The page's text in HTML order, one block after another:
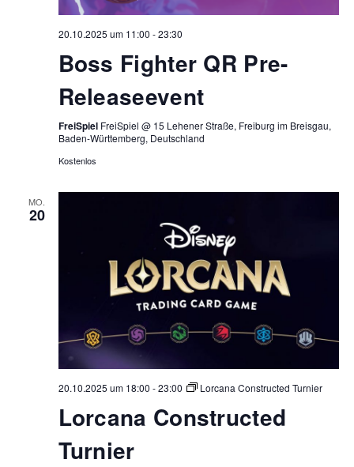
20.10.2025 um 11:00 -23:30
Boss Fighter QR Pre-
Releaseevent
FreiSpiel FreiSpiel @ 15 Lehener Straße, Freiburg im Breisgau,
Baden-Württemberg, Deutschland
Kostenlos
MO.
20
20.10.2025 um 18:00 -23:00 Lorcana Constructed Turnier
Lorcana Constructed
Turnier